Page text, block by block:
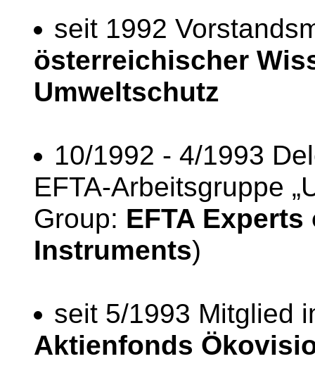
seit 1992
österreichischer
Umweltschutz
10/1992 - 4/1993
EFTA-Arbeitsgruppe
Group: EFTA
Instruments)
seit 5/1993 Mitglied
Aktienfonds